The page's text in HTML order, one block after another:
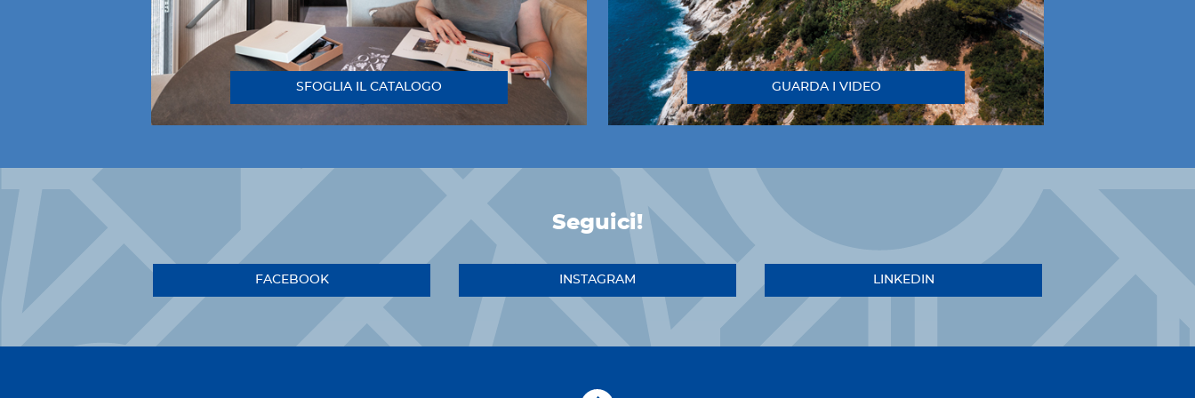
SFOGLIA IL CATALOGO GUARDA I VIDEO
Seguici!
FACEBOOK INSTAGRAM LINKEDIN